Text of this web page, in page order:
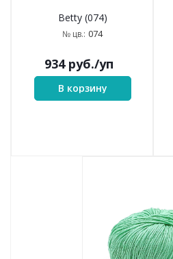
Betty (074)
№ цв.: 074
934руб./уп
В корзину